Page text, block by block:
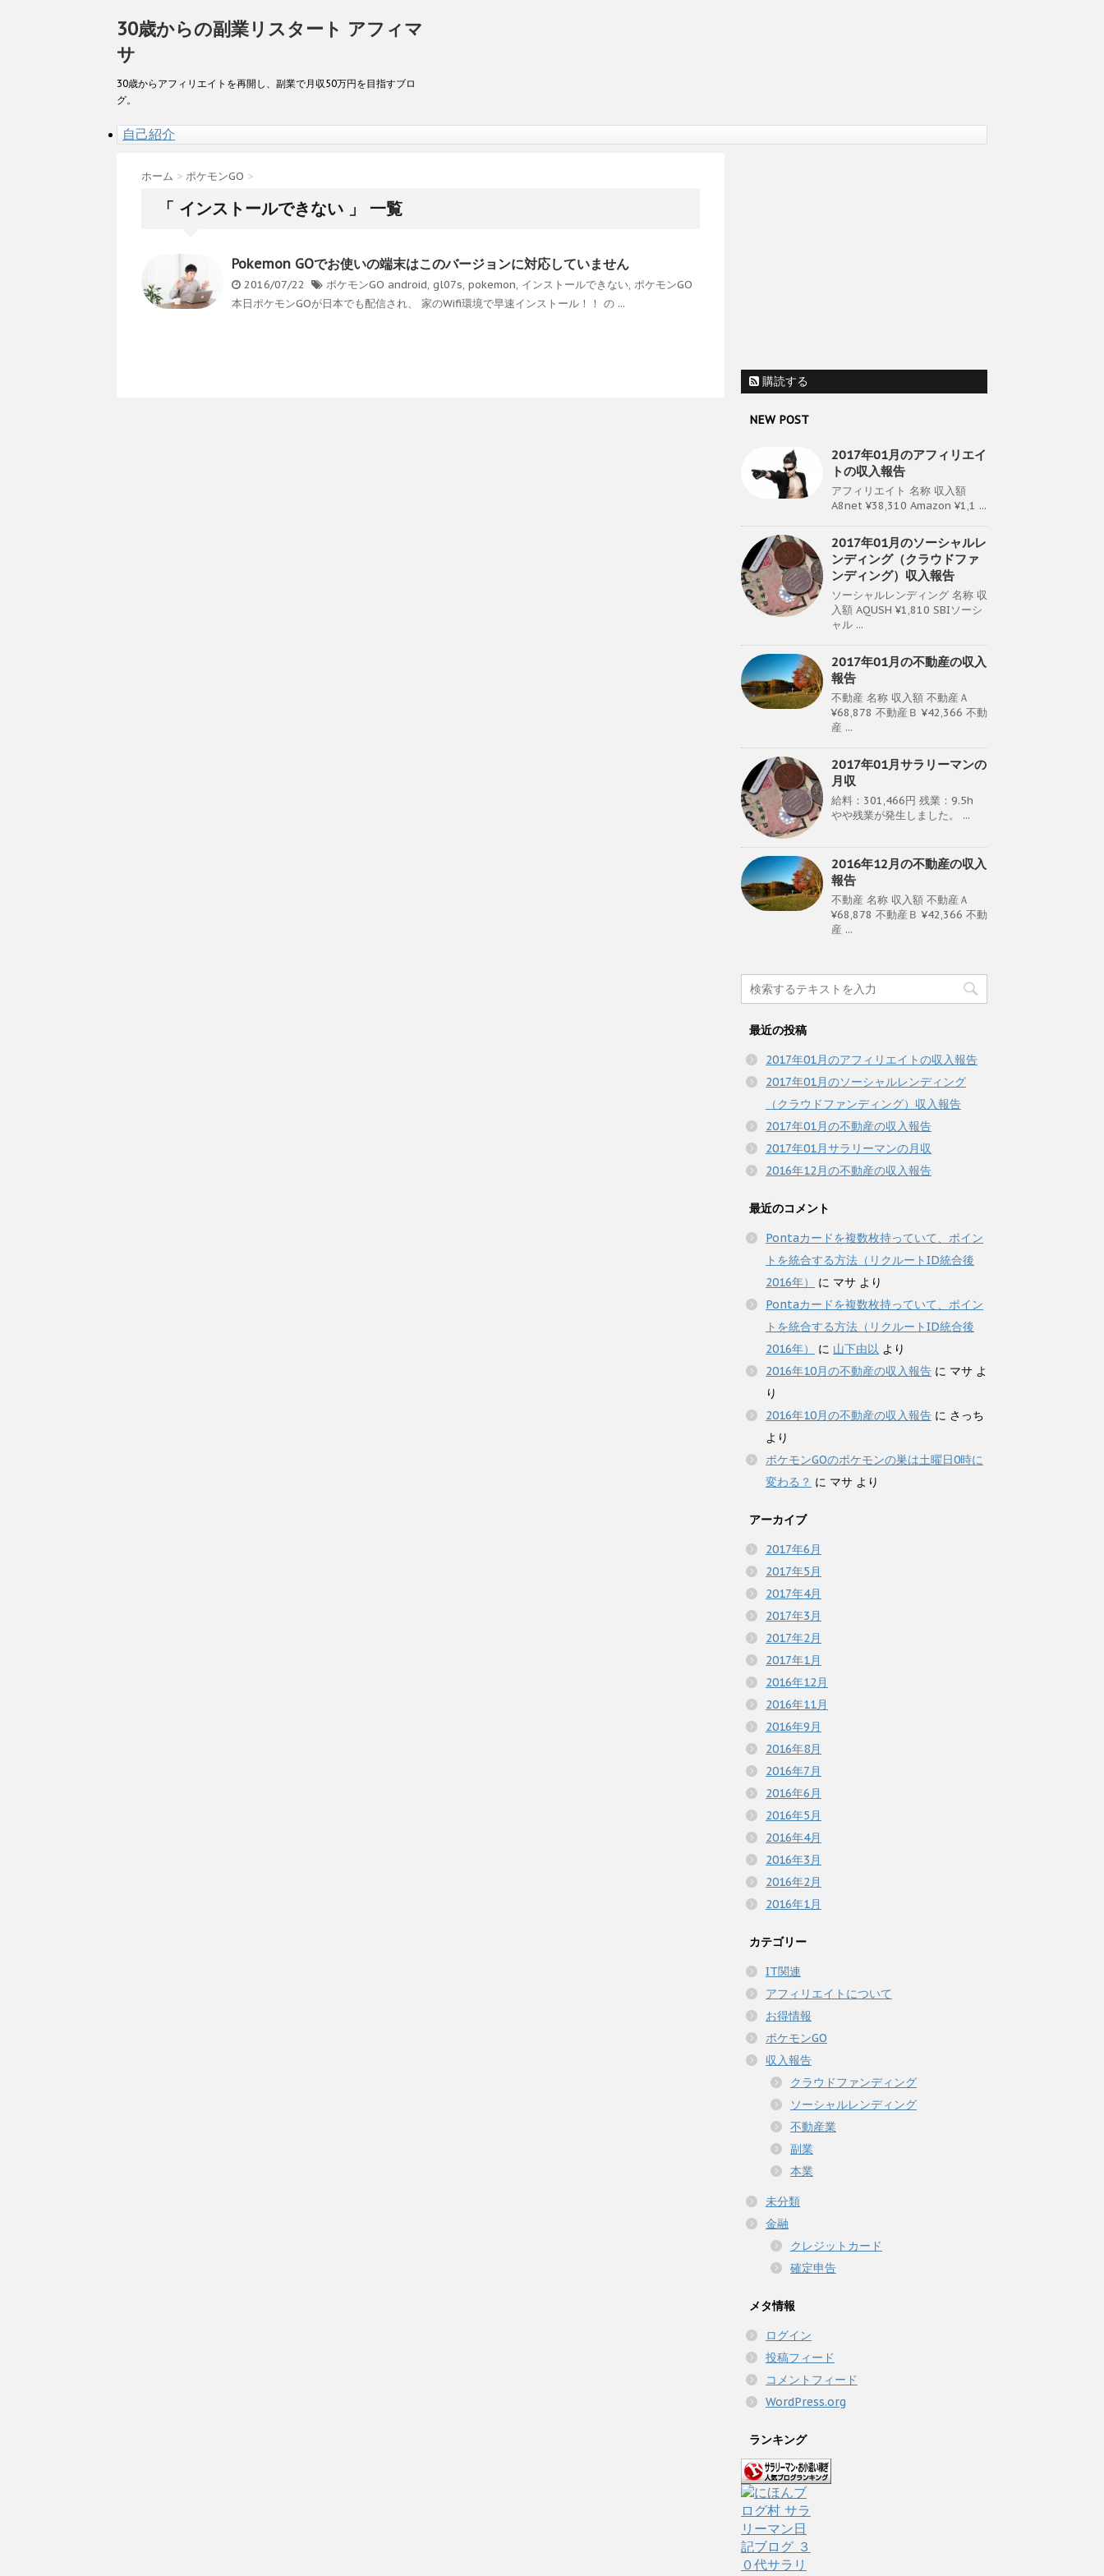
30歳からの副業リスタート アフィマ
サ
30歳からアフィリエイトを再開し、副業で月収50万円を目指すブロ
グ。
自己紹介
ホーム > ポケモンGO >
「 インストールできない 」 一覧
Pokemon GOでお使いの端末はこのバージョンに対応していません
2016/07/22 ポケモンGO android, gl07s, pokemon, インストールできない, ポケモンGO
本日ポケモンGOが日本でも配信され、 家のWifi環境で早速インストール！！ の ...
購読する
NEW POST
2017年01月のアフィリエイ
トの収入報告
アフィリエイト 名称 収入額
A8net ¥38,310 Amazon ¥1,1 ...
2017年01月のソーシャルレ
ンディング（クラウドファ
ンディング）収入報告
ソーシャルレンディング 名称 収
入額 AQUSH ¥1,810 SBIソーシ
ャル ...
2017年01月の不動産の収入
報告
不動産 名称 収入額 不動産Ａ
¥68,878 不動産Ｂ ¥42,366 不動
産 ...
2017年01月サラリーマンの
月収
給料：301,466円 残業：9.5h
やや残業が発生しました。 ...
2016年12月の不動産の収入
報告
不動産 名称 収入額 不動産Ａ
¥68,878 不動産Ｂ ¥42,366 不動
産 ...
最近の投稿
2017年01月のアフィリエイトの収入報告
2017年01月のソーシャルレンディング
（クラウドファンディング）収入報告
2017年01月の不動産の収入報告
2017年01月サラリーマンの月収
2016年12月の不動産の収入報告
最近のコメント
Pontaカードを複数枚持っていて、ポイン
トを統合する方法（リクルートID統合後
2016年）
に マサ より
Pontaカードを複数枚持っていて、ポイン
トを統合する方法（リクルートID統合後
2016年）
に 山下由以 より
2016年10月の不動産の収入報告 に マサ よ
り
2016年10月の不動産の収入報告 に さっち
より
ポケモンGOのポケモンの巣は土曜日0時に
変わる？ に マサ より
アーカイブ
2017年6月
2017年5月
2017年4月
2017年3月
2017年2月
2017年1月
2016年12月
2016年11月
2016年9月
2016年8月
2016年7月
2016年6月
2016年5月
2016年4月
2016年3月
2016年2月
2016年1月
カテゴリー
IT関連
アフィリエイトについて
お得情報
ポケモンGO
収入報告
クラウドファンディング
ソーシャルレンディング
不動産業
副業
本業
未分類
金融
クレジットカード
確定申告
メタ情報
ログイン
投稿フィード
コメントフィード
WordPress.org
ランキング